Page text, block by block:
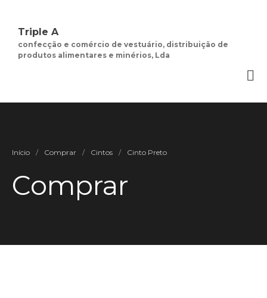
Quem Somos
Triple A
confecção e comércio de vestuário, distribuição de
produtos alimentares e minérios, Lda
Início / Comprar / Cintos / Cinto Preto
Comprar